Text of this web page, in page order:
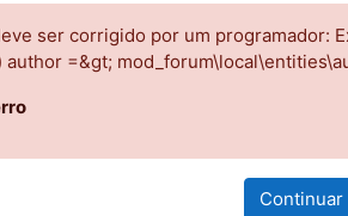
ser corrigido por um programador:
=&gt;
Continuar